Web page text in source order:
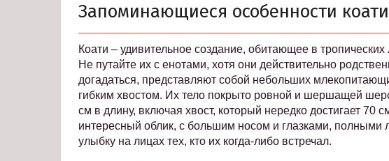
Запоминающиеся особенности коати
Коати – удивительное создание, обитающее в
Не путайте их с енотами, хотя они действительно
догадаться, представляют собой небольших
гибким хвостом. Их тело покрыто ровной и шершащей
см в длину, включая хвост, который нередко достигает 70
интересный облик, с большим носом и глазками,
улыбку на лицах тех, кто их когда-либо встречал.